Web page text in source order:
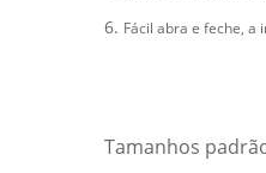
6. Fácil abra e feche, a
Tamanhos